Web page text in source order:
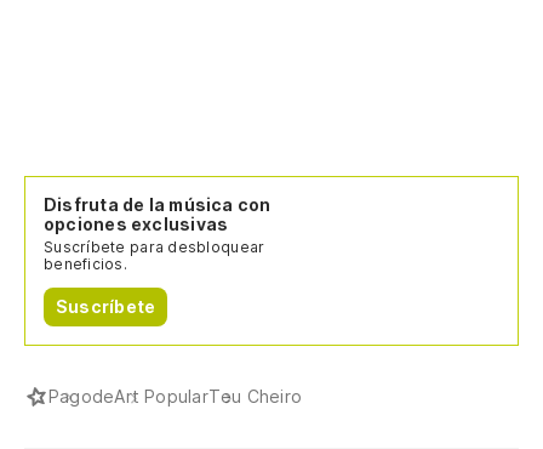
Disfruta de la música con
opciones exclusivas
Suscríbete para desbloquear
beneficios.
Suscríbete
PagodeArt PopularTeu Cheiro